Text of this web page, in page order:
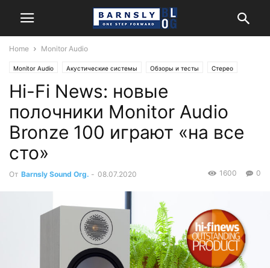
Home Monitor Audio
Monitor Audio Акустические системы Обзоры и тесты Стерео
Hi-Fi News: новые
полочники Monitor Audio
Bronze 100 играют «на все
сто»
От Barnsly Sound Org. - 08.07.2020 0
1600